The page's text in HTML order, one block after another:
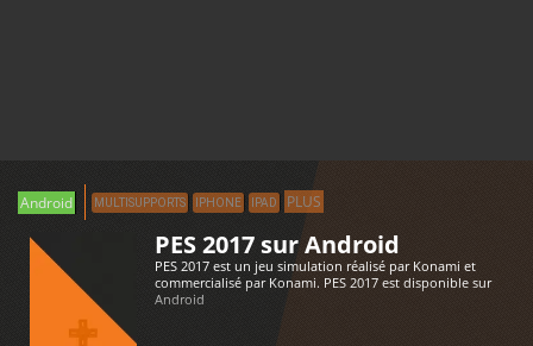
Android MULTISUPPORTS IPHONE IPAD PLUS
PES 2017 sur Android
PES 2017 est un jeu simulation réalisé par Konami et
commercialisé par Konami. PES 2017 est disponible sur
Android